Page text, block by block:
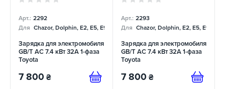
Арт.: 2292
Для Chazor, Dolphin, E2, E5, E9, Mercedes
Зарядка для электромобиля
GB/T AC 7.4 кВт 32А 1-фаза
Toyota
7 800 ₴
Арт.: 2293
Для Chazor, Dolphin, E2, E5, E9,
Зарядка для электромобиля
GB/T AC 7.4 кВт 32А 1-фаза
Toyota
7 800 ₴